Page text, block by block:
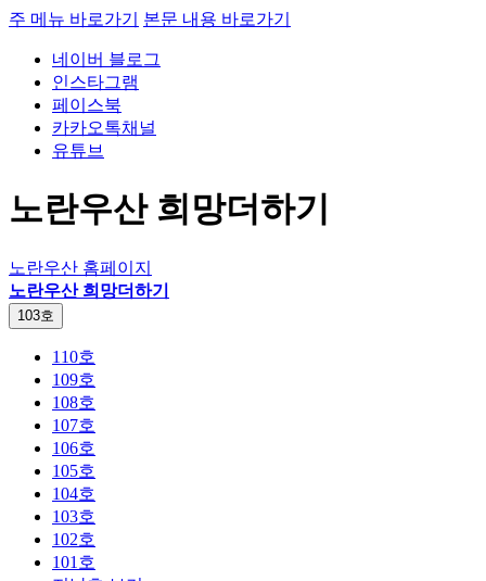
주 메뉴 바로가기 본문 내용 바로가기
네이버 블로그
인스타그램
페이스북
카카오톡채널
유튜브
노란우산 희망더하기
노란우산 홈페이지
노란우산 희망더하기
103호
110호
109호
108호
107호
106호
105호
104호
103호
102호
101호